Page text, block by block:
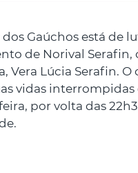
Gaúchos está de
de Norival
Vera Lúcia Serafin.
vidas
por volta das